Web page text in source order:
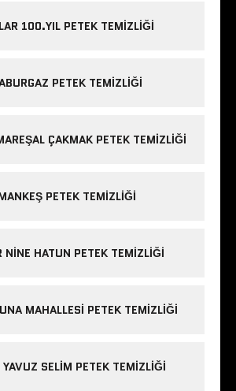
100.YIL PETEK TEMIZLIĞI
PETEK TEMIZLIĞI
ÇAKMAK PETEK TEMIZLIĞI
PETEK TEMIZLIĞI
NINE HATUN PETEK TEMIZLIĞI
MAHALLESI PETEK TEMIZLIĞI
YAVUZ SELIM PETEK TEMIZLIĞI